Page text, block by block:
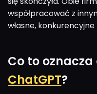
współpracować z
własne,
Co to
ChatGPT?